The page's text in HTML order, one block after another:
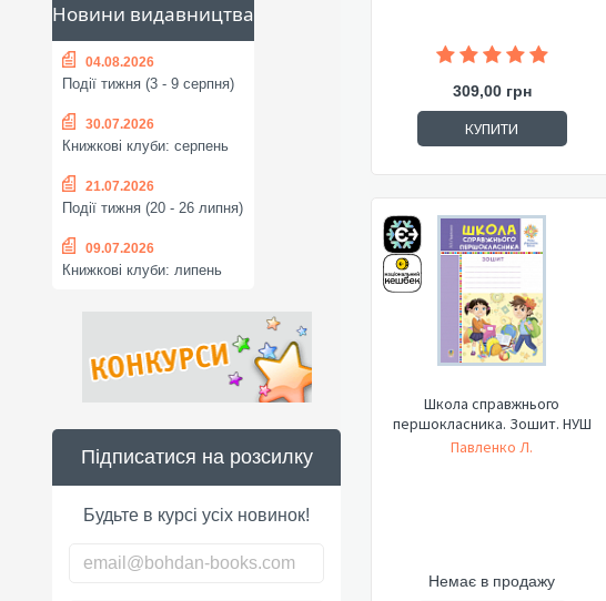
Новини видавництва
04.08.2026
Події тижня (3 - 9 серпня)
30.07.2026
Книжкові клуби: серпень
21.07.2026
Події тижня (20 - 26 липня)
09.07.2026
Книжкові клуби: липень
Підписатися на розсилку
Будьте в курсі усіх новинок!
309,00 грн
КУПИТИ
Школа справжнього
першокласника. Зошит. НУШ
Павленко Л.
Немає в продажу